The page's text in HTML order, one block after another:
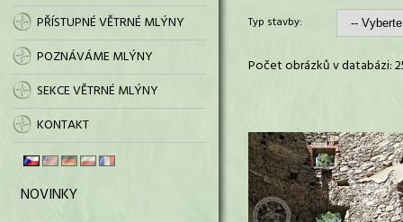
PŘÍSTUPNÉ VĚTRNÉ MLÝNY
POZNÁVÁME MLÝNY
SEKCE VĚTRNÉ MLÝNY
KONTAKT
NOVINKY
Typ stavby:
Počet obrázků v databázi: